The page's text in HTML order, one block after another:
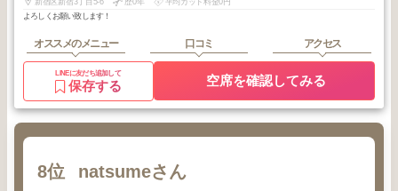
新宿区新宿3丁目5-6 歴0年
平均カット料金0円
よろしくお願い致します！
オススメのメニュー 口コミ アクセス
LINEに友だち追加して
保存する 空席を確認してみる
8位 natsumeさん